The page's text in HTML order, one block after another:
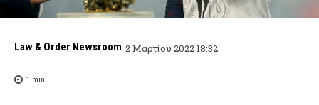
Law & Order Newsroom 2 Μαρτίου 2022 18:32
1 min.